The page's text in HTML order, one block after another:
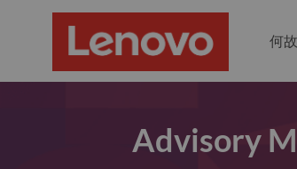
何
Advisory